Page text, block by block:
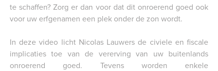
te schaffen? Zorg er dan voor dat dit onroerend goed ook
voor uw erfgenamen een plek onder de zon wordt.
In deze video licht Nicolas Lauwers de civiele en fiscale
implicaties toe van de vererving van uw buitenlands
onroerend goed. Tevens worden enkele